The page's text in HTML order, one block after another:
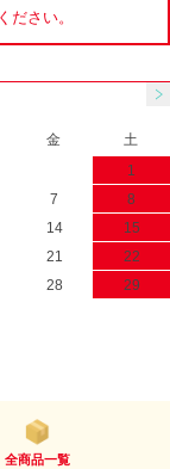
ださい。
金
土
1
7
8
14
15
21
22
28
29
全商品一覧